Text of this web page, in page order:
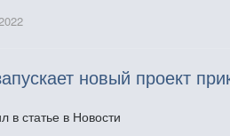
новый проект
в статье в Новости